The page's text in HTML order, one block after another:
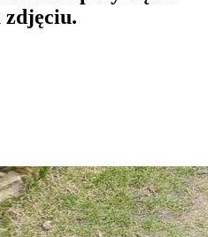
zdjęciu.